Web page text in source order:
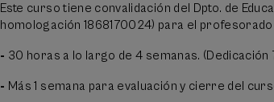
Este curso tiene convalidación del Dpto. de
homologación 1868170024) para el
- 30 horas a lo largo de 4 semanas. (Dedicación
- Más 1 semana para evaluación y cierre del